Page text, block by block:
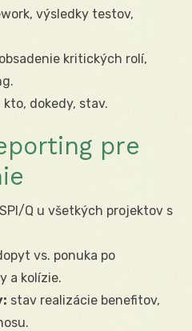
výsledky testov,
obsadenie kritických rolí,
kto, dokedy, stav.
pre
Q u všetkých projektov s
vs. ponuka po
a kolízie.
stav realizácie benefitov,